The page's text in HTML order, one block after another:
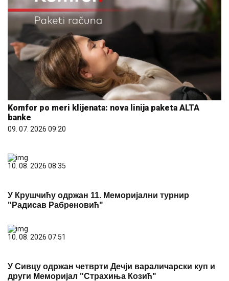
Komfor po meri klijenata: nova linija paketa ALTA
banke
09. 07. 2026 09:20
10. 08. 2026 08:35
У Крушчићу одржан 11. Меморијални турнир
"Радисав Рабреновић"
10. 08. 2026 07:51
У Сивцу одржан четврти Дечји вараличарски куп и
други Меморијал "Страхиња Козић"